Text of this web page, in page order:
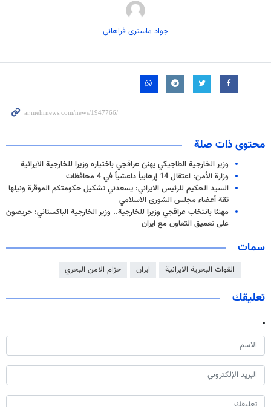
جواد ماستری فراهانی
محتوى ذات صلة
وزير الخارجية الطاجيكي يهنئ عراقجي باختياره وزيرا للخارجية الايرانية
وزارة الأمن: اعتقال 14 إرهابياً داعشياً في 4 محافظات
السيد الحكيم للرئيس الايراني: يسعدني تشكيل حكومتكم الموقرة ونيلها
ثقة أعضاء مجلس الشورى الاسلامي
مهنئا بانتخاب عراقجي وزيرا للخارجية.. وزير الخارجية الباكستاني: حريصون
على تعميق التعاون مع ايران
سمات
القوات البحرية الايرانية ايران حزام الامن البحري
تعليقك